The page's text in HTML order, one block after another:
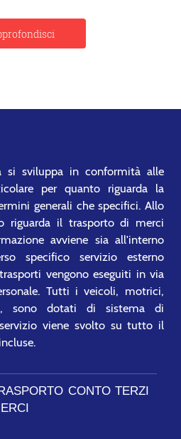
si sviluppa in conformità alle
per quanto riguarda la
generali che specifici. Allo
riguarda il trasporto di merci
avviene sia all'interno
specifico servizio esterno
vengono eseguiti in via
Tutti i veicoli, motrici,
sono dotati di sistema di
viene svolto su tutto il
CONTO TERZI